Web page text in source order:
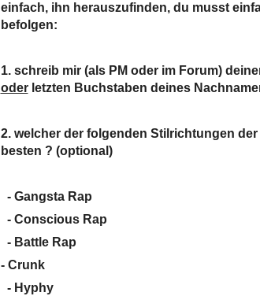
Kunst
Kinderuni
Länderlexikon
einfach, ihn herauszufinden, du musst
befolgen:
1. schreib mir (als PM oder im Forum)
oderletzten Buchstaben deines
2. welcher der folgenden Stilrichtungen
besten ? (optional)
- Gangsta Rap
- Conscious Rap
- Battle Rap
- Crunk
- Hyphy